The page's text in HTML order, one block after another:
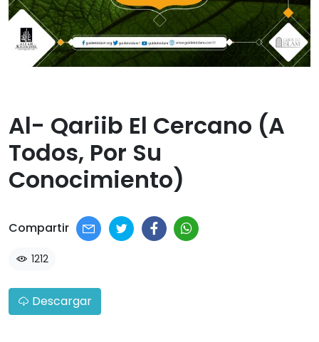
Al- Qariib El Cercano (a
Todos, Por Su
Conocimiento)​
Compartir
1212
Descargar